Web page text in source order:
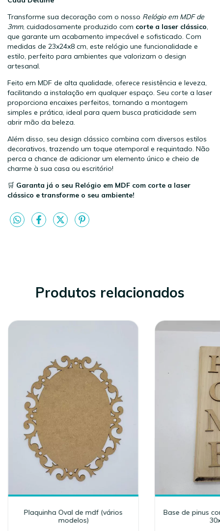
Transforme sua decoração com o nosso Relógio em MDF de
3mm, cuidadosamente produzido com corte a laser clássico
que garante um acabamento impecável e sofisticado. Com
medidas de 23x24x8 cm, este relógio une funcionalidade e
estilo, perfeito para ambientes que valorizam o design
artesanal.
Feito em MDF de alta qualidade, oferece resistência e leveza,
facilitando a instalação em qualquer espaço. Seu corte a laser
proporciona encaixes perfeitos, tornando a montagem
simples e prática, ideal para quem busca praticidade sem
abrir mão da beleza.
Além disso, seu design clássico combina com diversos estilos
decorativos, trazendo um toque atemporal e requintado. Não
perca a chance de adicionar um elemento único e cheio de
charme à sua casa ou escritório!
🛒 Garanta já o seu Relógio em MDF com corte a laser
clássico e transforme o seu ambiente!
Produtos relacionados
Plaquinha Oval de mdf (vários
modelos)
Base de pinus